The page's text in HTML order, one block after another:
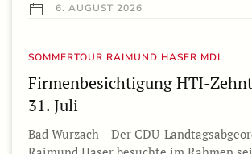
6. AUGUST 2026
SOMMERTOUR RAIMUND HASER MDL
Firmenbesichtigung HTI-
31. Juli
Bad Wurzach – Der CDU-